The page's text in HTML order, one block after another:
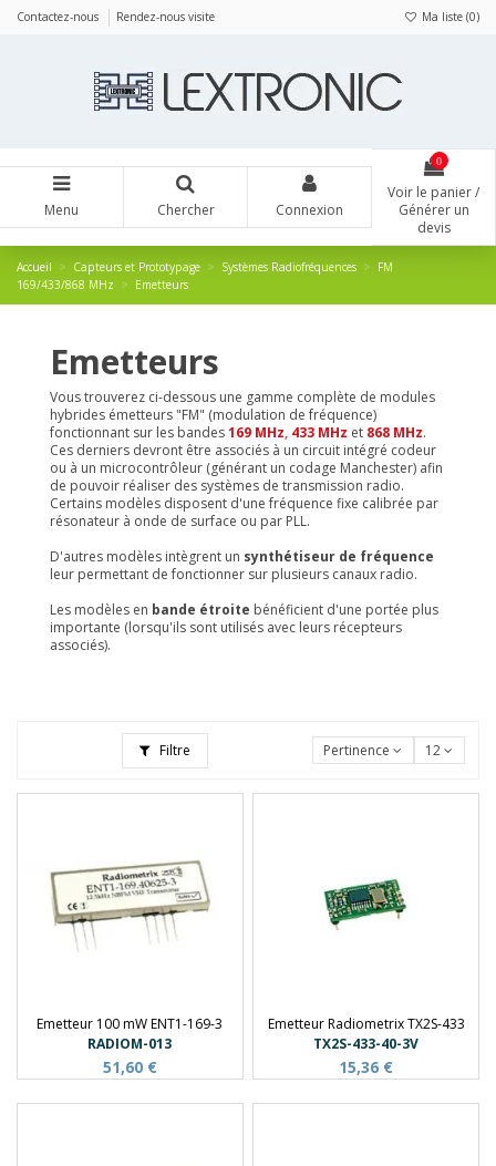
Contactez-nous Rendez-nous visite Ma liste (0)
Menu Chercher Connexion
0
Voir le panier /
Générer un
devis
Accueil Capteurs et Prototypage Systèmes Radiofréquences
FM
169/433/868 MHz
Emetteurs
Emetteurs
Vous trouverez ci-dessous une gamme complète de modules
hybrides émetteurs "FM" (modulation de fréquence)
fonctionnant sur les bandes169 MHz, 433 MHz et 868 MHz.
Ces derniers devront être associés à un circuit intégré codeur
ou à un microcontrôleur (générant un codage Manchester) afin
de pouvoir réaliser des systèmes de transmission radio.
Certains modèles disposent d'une fréquence fixe calibrée par
résonateur à onde de surface ou par PLL.
D'autres modèles intègrent un synthétiseur de fréquence
leur permettant de fonctionner sur plusieurs canaux radio.
Les modèles en bande étroite bénéficient d'une portée plus
importante (lorsqu'ils sont utilisés avec leurs récepteurs
associés).
Filtre Pertinence 12
Emetteur 100 mW ENT1-169-3
RADIOM-013
51,60 €
Emetteur Radiometrix TX2S-433
TX2S-433-40-3V
15,36 €
Panneau de gestion des cookies